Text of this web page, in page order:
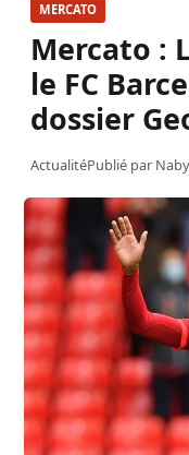
MERCATO
Mercato :
le FC
dossier
ActualitéPublié par